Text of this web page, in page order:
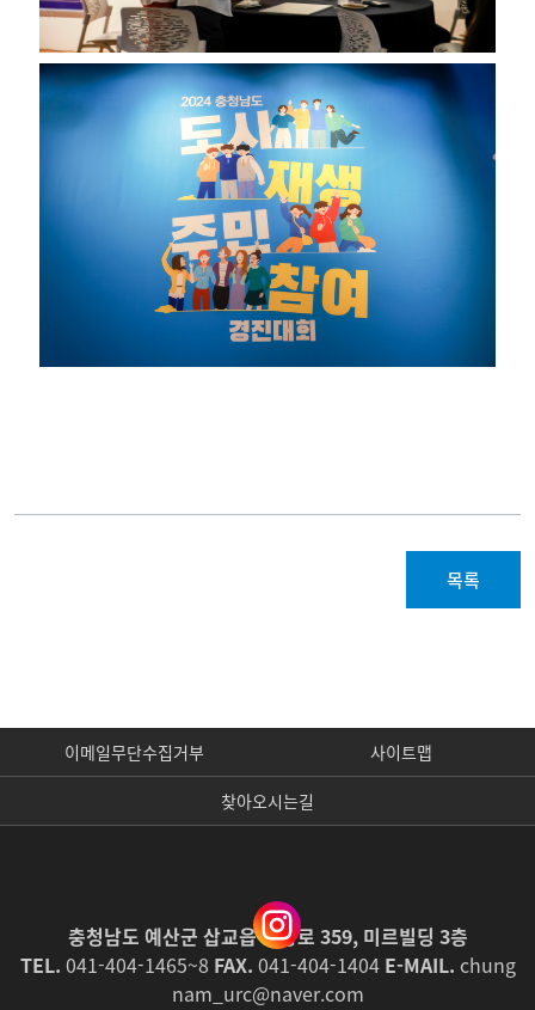
목록
이메일무단수집거부 사이트맵
찾아오시는길
충청남도 예산군 삽교읍 의향로 359, 미르빌딩 3층
TEL. 041-404-1465~8 FAX. 041-404-1404 E-MAIL. chung
nam_urc@naver.com